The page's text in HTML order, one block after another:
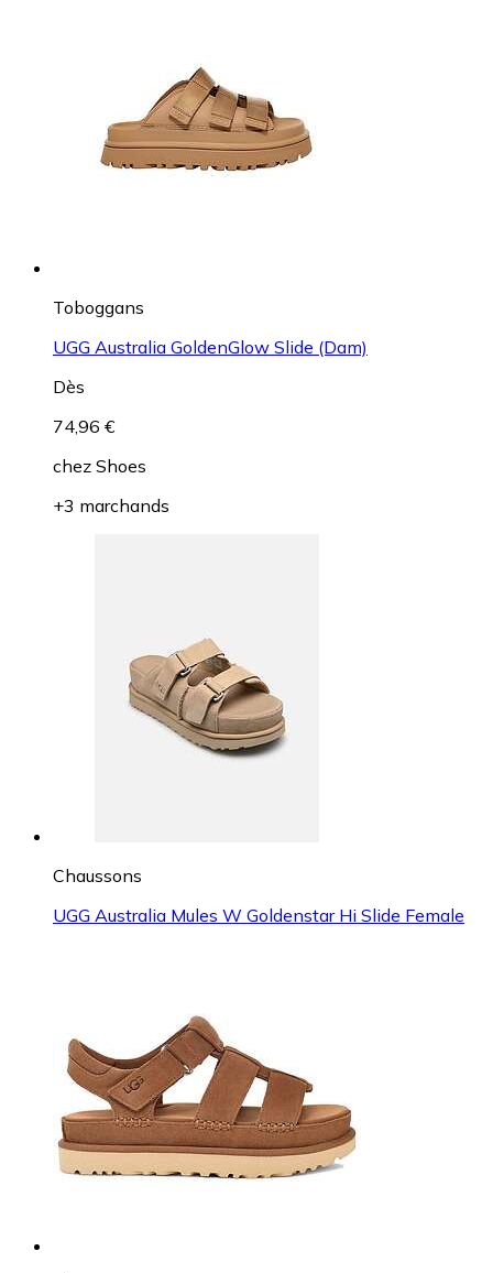
Toboggans
UGG Australia GoldenGlow Slide (Dam)
Dès
74,96 €
chez Shoes
+3 marchands
Chaussons
UGG Australia Mules W Goldenstar Hi Slide Female